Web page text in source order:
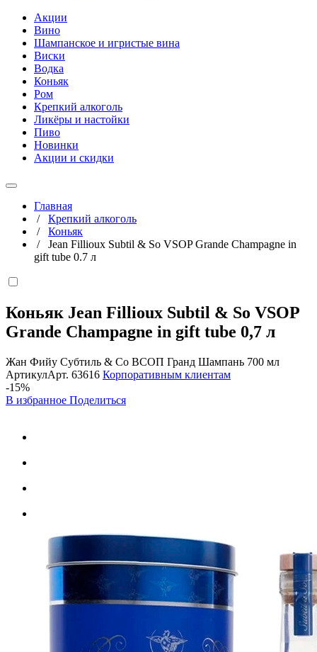
Акции
Вино
Шампанское и игристые вина
Виски
Водка
Коньяк
Ром
Крепкий алкоголь
Ликёры и настойки
Пиво
Новинки
Акции и скидки
Главная
/ Крепкий алкоголь
/ Коньяк
/ Jean Fillioux Subtil & So VSOP Grande Champagne in
gift tube 0.7 л
Коньяк Jean Fillioux Subtil & So VSOP
Grande Champagne in gift tube 0,7 л
Жан Фийу Субтиль & Со ВСОП Гранд Шампань 700 мл
АртикулАрт. 63616 Корпоративным клиентам
-15%
В избранное Поделиться